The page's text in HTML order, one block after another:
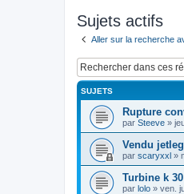
Sujets actifs
Aller sur la recherche
SUJETS
Rupture
par Steeve »
Vendu
par scaryxxl »
Turbine k
par lolo » ven.